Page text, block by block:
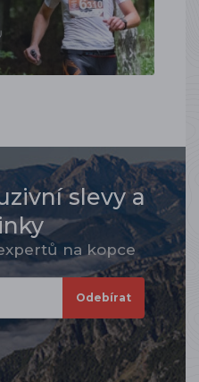
slevy a
na kopce